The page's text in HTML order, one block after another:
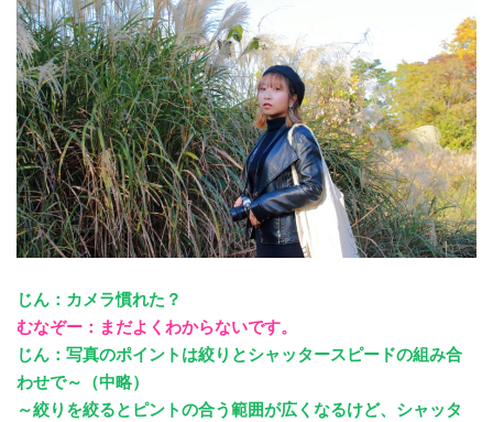
じん：カメラ慣れた？
むなぞー：まだよくわからないです。
じん：写真のポイントは絞りとシャッタースピードの組み合
わせで～（中略）
～絞りを絞るとピントの合う範囲が広くなるけど、シャッタ